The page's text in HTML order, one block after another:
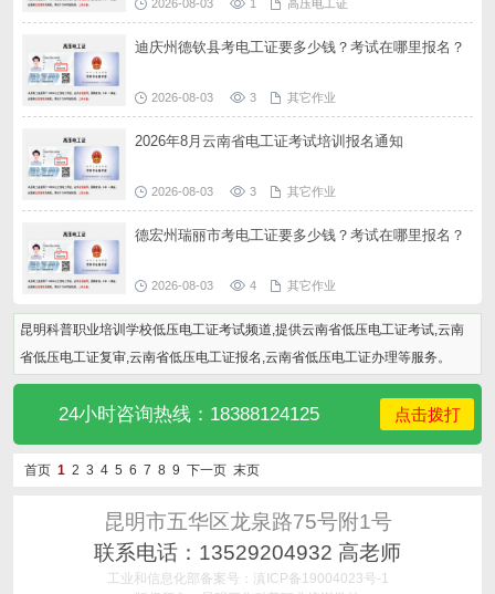
2026-08-03 1 高压电工证
迪庆州德钦县考电工证要多少钱？考试在哪里报名？
2026-08-03 3 其它作业
2026年8月云南省电工证考试培训报名通知
2026-08-03 3 其它作业
德宏州瑞丽市考电工证要多少钱？考试在哪里报名？
2026-08-03 4 其它作业
昆明科普职业培训学校低压电工证考试频道,提供云南省低压电工证考试,云南
省低压电工证复审,云南省低压电工证报名,云南省低压电工证办理等服务。
24小时咨询热线：18388124125 点击拨打
首页 1 2 3 4 5 6 7 8 9 下一页 末页
昆明市五华区龙泉路75号附1号
联系电话：13529204932 高老师
工业和信息化部备案号：滇ICP备19004023号-1